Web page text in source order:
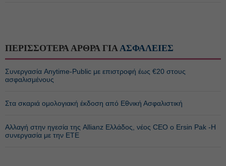
ΠΕΡΙΣΣΟΤΕΡΑ ΑΡΘΡΑ ΓΙΑ ΑΣΦΑΛΕΙΕΣ
Συνεργασία Anytime-Public με επιστροφή έως €20 στους
ασφαλισμένους
Στα σκαριά ομολογιακή έκδοση από Εθνική Ασφαλιστική
Αλλαγή στην ηγεσία της Allianz Ελλάδος, νέος CEO ο Ersin Pak -Η
συνεργασία με την ΕΤΕ